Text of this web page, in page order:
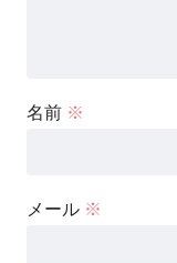
名前 ※
メール ※